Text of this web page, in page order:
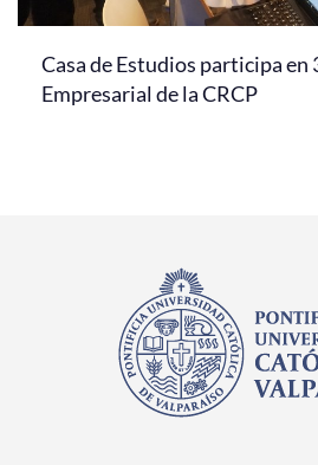
Casa de Estudios participa en
Empresarial de la CRCP